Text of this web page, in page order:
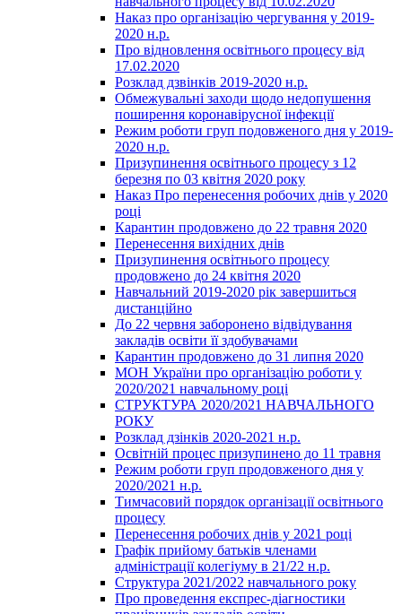
Наказ про організацію чергування у 2019-
2020 н.р.
Про відновлення освітнього процесу від
17.02.2020
Розклад дзвінків 2019-2020 н.р.
Обмежувальні заходи щодо недопушення
поширення коронавірусної інфекції
Режим роботи груп подовженого дня у 2019-
2020 н.р.
Призупинення освітнього процесу з 12
березня по 03 квітня 2020 року
Наказ Про перенесення робочих днів у 2020
році
Карантин продовжено до 22 травня 2020
Перенесення вихідних днів
Призупинення освітнього процесу
продовжено до 24 квітня 2020
Навчальний 2019-2020 рік завершиться
дистанційно
До 22 червня заборонено відвідування
закладів освіти її здобувачами
Карантин продовжено до 31 липня 2020
МОН України про організацію роботи у
2020/2021 навчальному році
СТРУКТУРА 2020/2021 НАВЧАЛЬНОГО
РОКУ
Розклад дзінків 2020-2021 н.р.
Освітній процес призупинено до 11 травня
Режим роботи груп продовженого дня у
2020/2021 н.р.
Тимчасовий порядок організації освітнього
процесу
Перенесення робочих днів у 2021 році
Графік прийому батьків членами
адміністрації колегіуму в 21/22 н.р.
Структура 2021/2022 навчального року
Про проведення експрес-діагностики